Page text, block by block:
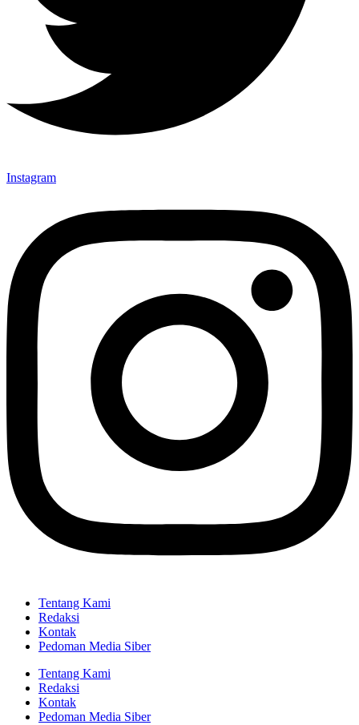
Instagram
Tentang Kami
Redaksi
Kontak
Pedoman Media Siber
Tentang Kami
Redaksi
Kontak
Pedoman Media Siber